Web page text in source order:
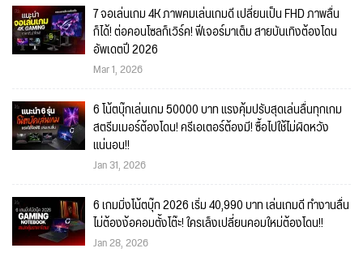
7 จอเล่นเกม 4K ภาพคมเล่นเกมดี เปลี่ยนเป็น FHD ภาพลื่น
ก็ได้! ต่อคอนโซลก็เวิร์ค! ฟีเจอร์มาเต็ม สายบันเทิงต้องโดน
อัพเดตปี 2026
Mar 1, 2026
6 โน้ตบุ๊กเล่นเกม 50000 บาท แรงคุ้มปรับสุดเล่นลื่นทุกเกม
สตรีมเมอร์ต้องโดน! ครีเอเตอร์ต้องมี! ซื้อไปใช้ไม่ผิดหวัง
แน่นอน!!
Jan 31, 2026
6 เกมมิ่งโน้ตบุ๊ก 2026 เริ่ม 40,990 บาท เล่นเกมดี ทำงานลื่น
ไม่ต้องง้อคอมตั้งโต๊ะ! ใครเล็งเปลี่ยนคอมใหม่ต้องโดน!!
Jan 28, 2026